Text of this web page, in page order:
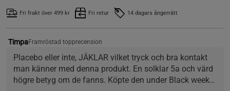
Fri frakt över 499 kr Fri retur 14 dagars ångerrätt
TimpaFramröstad topprecension
Placebo eller inte, JÄKLAR vilket tryck och bra kontakt
man känner med denna produkt. En solklar 5a och värd
högre betyg om de fanns. Köpte den under Black week